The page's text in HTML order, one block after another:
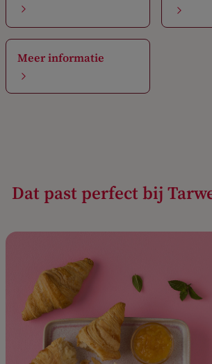
Meer informatie
Dat past perfect bij